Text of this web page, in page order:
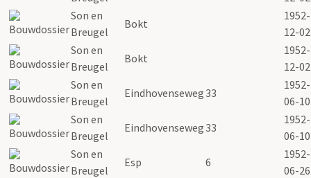
Son en
Breugel
Bokt
1952-
12-02
Son en
Breugel
Bokt
1952-
12-02
Son en
Breugel
Eindhovenseweg33
1952-
06-10
Son en
Breugel
Eindhovenseweg33
1952-
06-10
Son en
Breugel
Esp 6
1952-
06-26